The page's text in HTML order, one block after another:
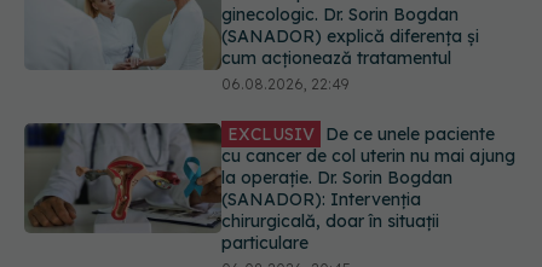
06.08.2026, 22:49
EXCLUSIV De ce unele paciente
cu cancer de col uterin nu mai ajung
(SANADOR): Intervenția
chirurgicală, doar în situații
particulare
06.08.2026, 20:45
Alertă în Europa după un nou caz